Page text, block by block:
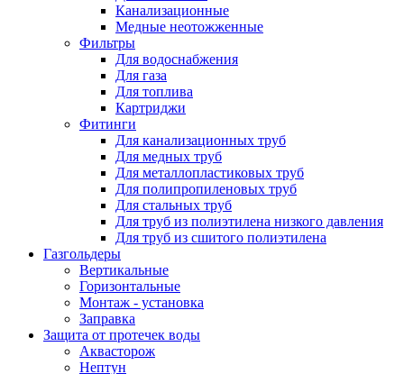
Канализационные
Медные неотожженные
Фильтры
Для водоснабжения
Для газа
Для топлива
Картриджи
Фитинги
Для канализационных труб
Для медных труб
Для металлопластиковых труб
Для полипропиленовых труб
Для стальных труб
Для труб из полиэтилена низкого давления
Для труб из сшитого полиэтилена
Газгольдеры
Вертикальные
Горизонтальные
Монтаж - установка
Заправка
Защита от протечек воды
Аквасторож
Нептун